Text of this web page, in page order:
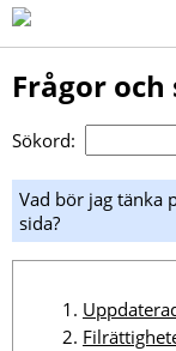
Frågor och
Sökord:
Vad bör jag tänka
sida?